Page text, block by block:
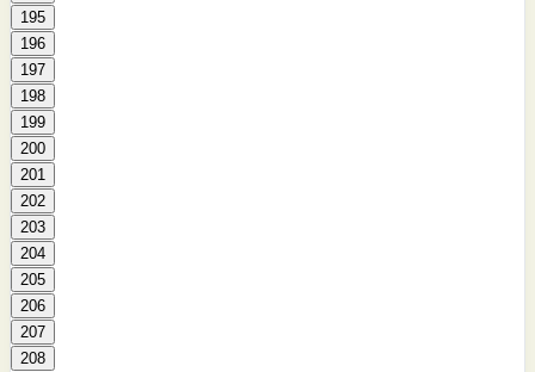
195
196
197
198
199
200
201
202
203
204
205
206
207
208